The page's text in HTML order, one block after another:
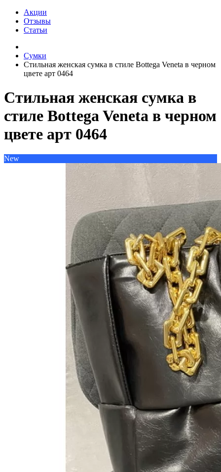
Акции
Отзывы
Статьи
Сумки
Стильная женская сумка в стиле Bottega Veneta в черном
цвете арт 0464
Стильная женская сумка в
стиле Bottega Veneta в черном
цвете арт 0464
New